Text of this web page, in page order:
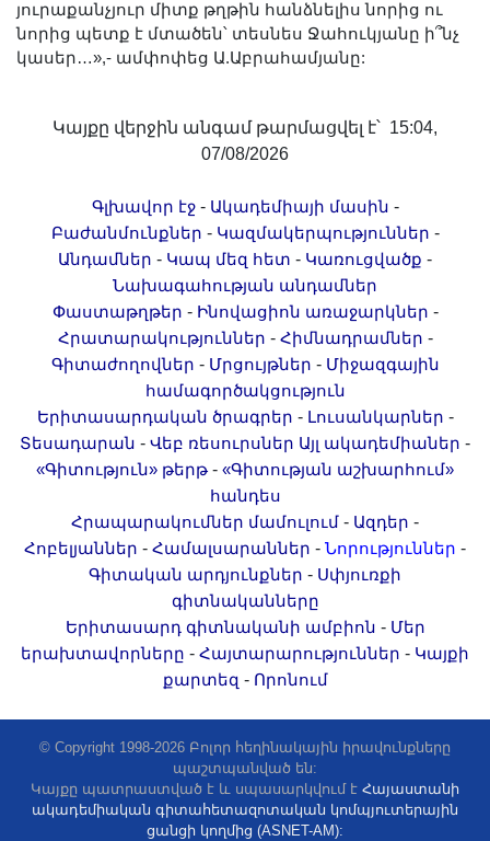
յուրաքանչյուր միտք թղթին հանձնելիս նորից ու
նորից պետք է մտածեն՝ տեսնես Ջահուկյանը ի՞նչ
կասեր…»,- ամփոփեց Ա.Աբրահամյանը:
Կայքը վերջին անգամ թարմացվել է՝ 15:04,
07/08/2026
Գլխավոր էջ- Ակադեմիայի մասին -
Բաժանմունքներ - Կազմակերպություններ -
Անդամներ - Կապ մեզ հետ - Կառուցվածք -
Նախագահության անդամներ
Փաստաթղթեր - Ինովացիոն առաջարկներ -
Հրատարակություններ - Հիմնադրամներ -
Գիտաժողովներ - Մրցույթներ - Միջազգային
համագործակցություն
Երիտասարդական ծրագրեր - Լուսանկարներ -
Տեսադարան - Վեբ ռեսուրսներ Այլ ակադեմիաներ -
«Գիտություն» թերթ - «Գիտության աշխարհում»
հանդես
Հրապարակումներ մամուլում - Ազդեր -
Հոբելյաններ - Համալսարաններ - Նորություններ -
Գիտական արդյունքներ - Սփյուռքի
գիտնականները
Երիտասարդ գիտնականի ամբիոն - Մեր
երախտավորները - Հայտարարություններ - Կայքի
քարտեզ - Որոնում
© Copyright 1998-2026 Բոլոր հեղինակային իրավունքները
պաշտպանված են:
Կայքը պատրաստված է և սպասարկվում է Հայաստանի
ակադեմիական գիտահետազոտական կոմպյուտերային
ցանցի կողմից (ASNET-AM):